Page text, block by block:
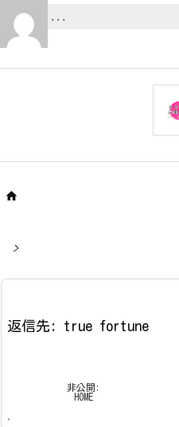

>
返信先: true fortune
非公開:
HOME
›